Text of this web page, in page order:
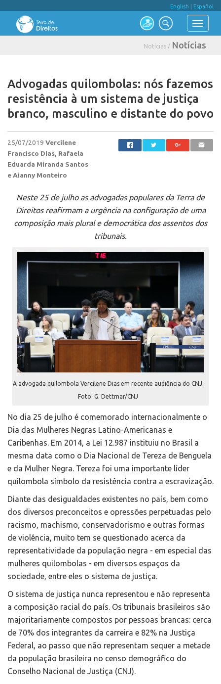
English Español
Notícias / Notícias
Advogadas quilombolas: nós fazemos
resistência à um sistema de justiça
branco, masculino e distante do povo
25/07/2019 Vercilene
Francisco Dias, Rafaela
Eduarda Miranda Santos
e Aianny Monteiro
Neste 25 de julho as advogadas populares da Terra de
Direitos reafirmam a urgência na configuração de uma
composição mais plural e democrática dos assentos dos
tribunais.
A advogada quilombola Vercilene Dias em recente audiência do CNJ.
Foto: G. Dettmar/CNJ
No dia 25 de julho é comemorado internacionalmente o
Dia das Mulheres Negras Latino-Americanas e
Caribenhas. Em 2014, a Lei 12.987 instituiu no Brasil a
mesma data como o Dia Nacional de Tereza de Benguela
e da Mulher Negra. Tereza foi uma importante líder
quilombola símbolo da resistência contra a escravização.
Diante das desigualdades existentes no país, bem como
dos diversos preconceitos e opressões perpetuadas pelo
racismo, machismo, conservadorismo e outras formas
de violência, muito tem se questionado acerca da
representatividade da população negra - em especial das
mulheres quilombolas - em diversos espaços da
sociedade, entre eles o sistema de justiça.
O sistema de justiça nunca representou e não representa
a composição racial do país. Os tribunais brasileiros são
majoritariamente compostos por pessoas brancas: cerca
de 70% dos integrantes da carreira e 82% na Justiça
Federal, ao passo que não representam sequer a metade
da população brasileira no censo demográfico do
Conselho Nacional de Justiça (CNJ).